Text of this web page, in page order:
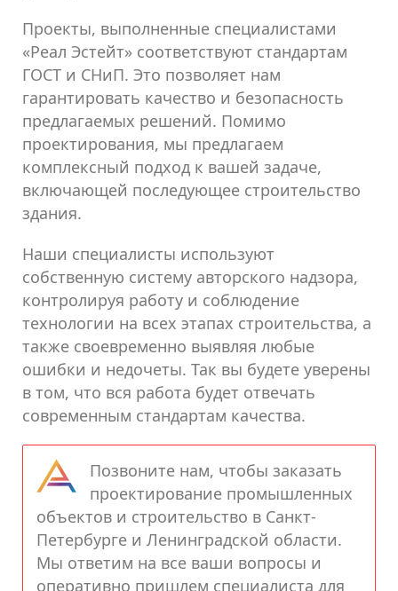
Проекты, выполненные специалистами
«Реал Эстейт» соответствуют стандартам
ГОСТ и СНиП. Это позволяет нам
гарантировать качество и безопасность
предлагаемых решений. Помимо
проектирования, мы предлагаем
комплексный подход к вашей задаче,
включающей последующее строительство
здания.
Наши специалисты используют
собственную систему авторского надзора,
контролируя работу и соблюдение
технологии на всех этапах строительства, а
также своевременно выявляя любые
ошибки и недочеты. Так вы будете уверены
в том, что вся работа будет отвечать
современным стандартам качества.
Позвоните нам, чтобы заказать
проектирование промышленных
объектов и строительство в Санкт-
Петербурге и Ленинградской области.
Мы ответим на все ваши вопросы и
оперативно пришлем специалиста для